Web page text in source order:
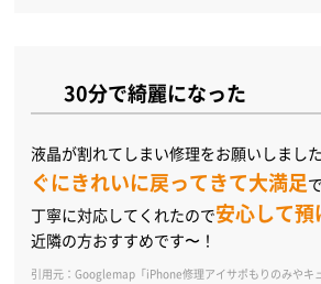
30分で綺麗になった
液晶が割れてしまい修理をお願いしまし
ぐにきれいに戻ってきて大満足
丁寧に対応してくれたので安心して預
近隣の方おすすめです〜！
引用元：Googlemap「iPhone修理アイサポもりのみや